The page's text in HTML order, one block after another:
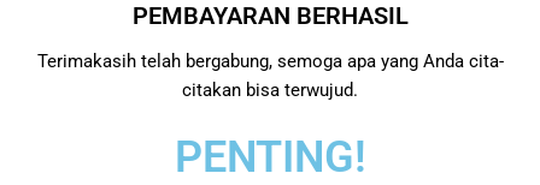
PEMBAYARAN BERHASIL
Terimakasih telah bergabung, semoga apa yang Anda cita-
citakan bisa terwujud.
PENTING!